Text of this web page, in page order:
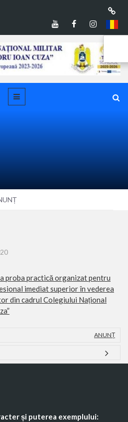
proba practică organizat pentru
imediat superior în vederea
din cadrul Colegiului Național
ANUNȚ
și puterea exemplului: